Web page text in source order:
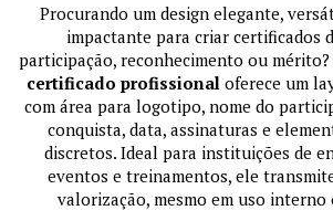
Procurando um design elegante,
impactante para criar certificados
participação, reconhecimento ou
certificado profissional oferece um
com área para logotipo, nome do
conquista, data, assinaturas e
discretos. Ideal para instituições de
eventos e treinamentos, ele
valorização, mesmo em uso